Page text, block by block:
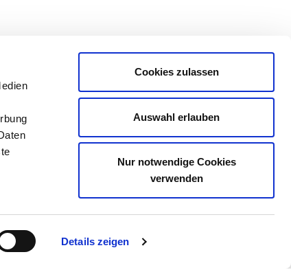
Details zeigen
Cookies zulassen
Auswahl erlauben
Nur notwendige Cookies
verwenden